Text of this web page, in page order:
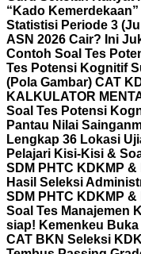
“Kado
Statistisi Periode 3
ASN 2026 Cair? Ini
Contoh Soal Tes
Tes Potensi Kognitif
(Pola Gambar) CAT
KALKULATOR
Soal Tes Potensi
Pantau Nilai
Lengkap 36 Lokasi
Pelajari Kisi-Kisi &
SDM PHTC KDKMP
Hasil Seleksi
SDM PHTC KDKMP &
Soal Tes Manajemen
siap! Kemenkeu Buka
CAT BKN Seleksi